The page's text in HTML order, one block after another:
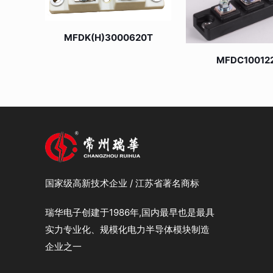
MFDK(H)3000620T
国家级高新技术企业 / 江苏省著名商标
瑞华电子创建于1986年,国内最早也是最具
实力专业化、规模化电力半导体模块制造
企业之一